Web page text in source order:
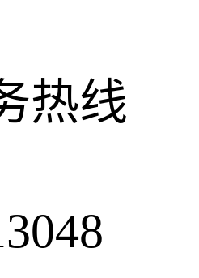
热线